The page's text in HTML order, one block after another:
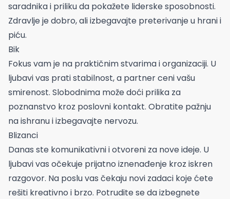
saradnika i priliku da pokažete liderske sposobnosti.
Zdravlje je dobro, ali izbegavajte preterivanje u hrani i
piću.
Bik
Fokus vam je na praktičnim stvarima i organizaciji. U
ljubavi vas prati stabilnost, a partner ceni vašu
smirenost. Slobodnima može doći prilika za
poznanstvo kroz poslovni kontakt. Obratite pažnju
na ishranu i izbegavajte nervozu.
Blizanci
Danas ste komunikativni i otvoreni za nove ideje. U
ljubavi vas očekuje prijatno iznenađenje kroz iskren
razgovor. Na poslu vas čekaju novi zadaci koje ćete
rešiti kreativno i brzo. Potrudite se da izbegnete